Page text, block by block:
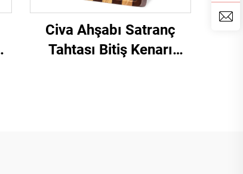
Civa Ahşabı Satranç
Tahtası Bitiş Kenarı